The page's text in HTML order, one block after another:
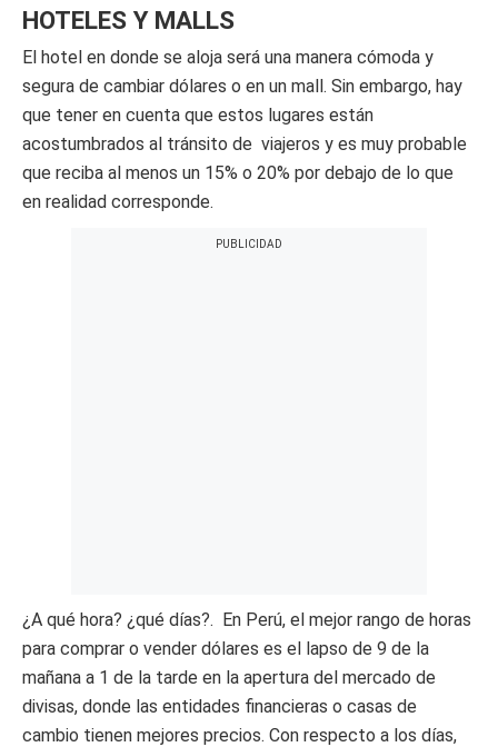
HOTELES Y MALLS
El hotel en donde se aloja será una manera cómoda y
segura de cambiar dólares o en un mall. Sin embargo, hay
que tener en cuenta que estos lugares están
acostumbrados al tránsito de viajeros y es muy probable
que reciba al menos un 15% o 20% por debajo de lo que
en realidad corresponde.
¿A qué hora? ¿qué días?. En Perú, el mejor rango de horas
para comprar o vender dólares es el lapso de 9 de la
mañana a 1 de la tarde en la apertura del mercado de
divisas, donde las entidades financieras o casas de
cambio tienen mejores precios. Con respecto a los días,